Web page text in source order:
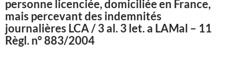
personne licenciée, domiciliée en France,
mais percevant des indemnités
journalières LCA / 3 al. 3 let. a LAMal – 11
Règl. n° 883/2004